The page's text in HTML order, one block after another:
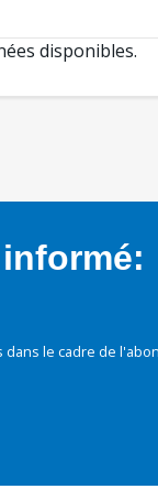
disponibles.
le cadre de